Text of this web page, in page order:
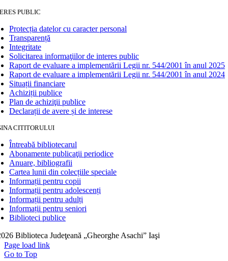
PUBLIC
Protecția datelor cu caracter personal
Transparență
Integritate
Solicitarea informaţiilor de interes public
Raport de evaluare a implementării Legii nr. 544/2001 în anul 2025
Raport de evaluare a implementării Legii nr. 544/2001 în anul 2024
Situații financiare
Achiziții publice
Plan de achiziţii publice
Declarații de avere și de interese
CITITORULUI
Întreabă bibliotecarul
Abonamente publicaţii periodice
Anuare, bibliografii
Cartea lunii din colecțiile speciale
Informații pentru copii
Informații pentru adolescenți
Informații pentru adulți
Informații pentru seniori
Biblioteci publice
Biblioteca Judeţeană „Gheorghe Asachi” Iaşi
Page load link
Go to Top